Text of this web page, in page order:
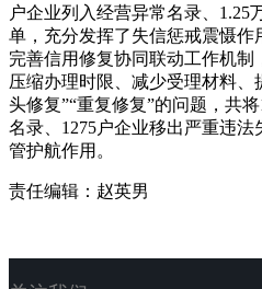
户企业列入经营异常名录、1.25
单，充分发挥了失信惩戒震慑
完善信用修复协同联动工作机制
压缩办理时限、减少受理材料、
头修复”“重复修复”的问题，共
名录、1275户企业移出严重违
管护航作用。
责任编辑：赵英男